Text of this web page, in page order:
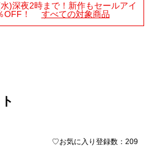
)深夜2時まで！新作もセールアイ
OFF！
すべての対象商品
♡お気に入り登録数：209